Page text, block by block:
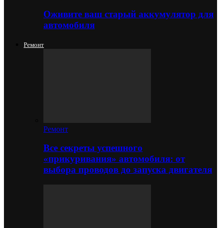
Оживите ваш старый аккумулятор для
автомобиля
Ремонт
Ремонт
Все секреты успешного
«прикуривания» автомобиля: от
выбора проводов до запуска двигателя